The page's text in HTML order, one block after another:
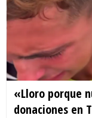
«Lloro porque
donaciones en